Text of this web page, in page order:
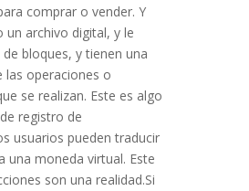
comprar o vender. Y
archivo digital, y le
bloques, y tienen una
las operaciones o
se realizan. Este es algo
registro de
usuarios pueden traducir
una moneda virtual. Este
son una realidad.Si